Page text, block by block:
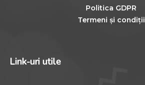
Politica GDPR
Termeni și condiții
Link-uri utile